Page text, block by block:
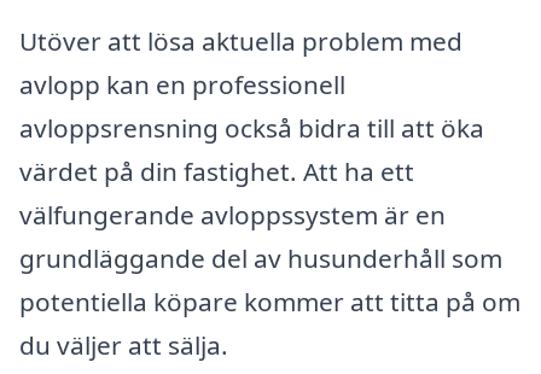
Utöver att lösa aktuella problem med
avlopp kan en professionell
avloppsrensning också bidra till att öka
värdet på din fastighet. Att ha ett
välfungerande avloppssystem är en
grundläggande del av husunderhåll som
potentiella köpare kommer att titta på om
du väljer att sälja.